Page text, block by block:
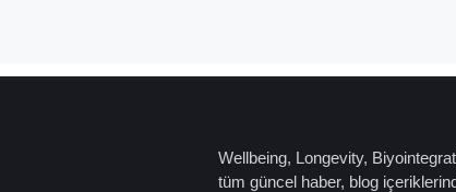
Wellbeing, Longevity,
tüm güncel haber, blog